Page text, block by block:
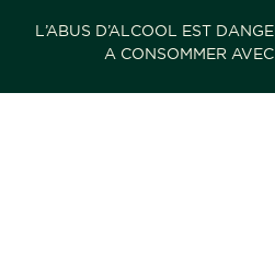
L’ABUS D’ALCOOL EST
A CONSOMMER